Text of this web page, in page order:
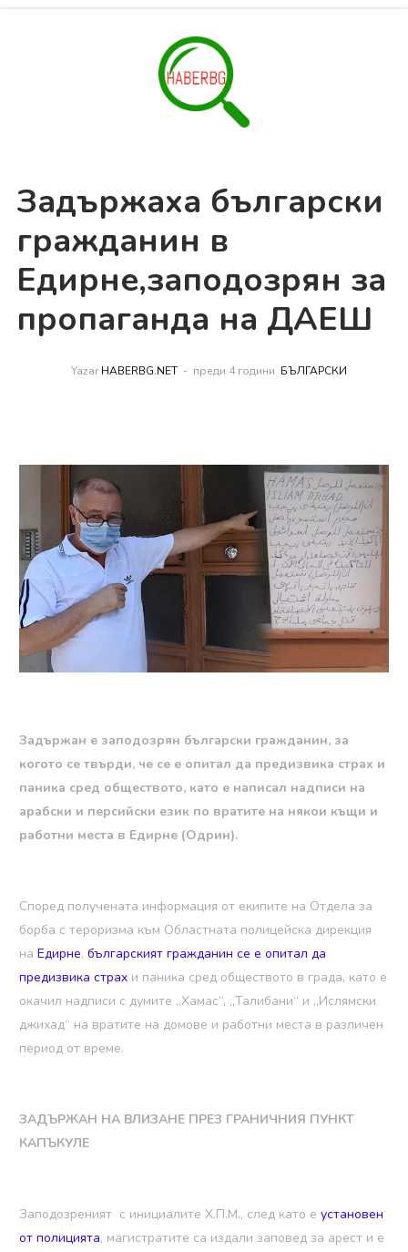
Задържаха български
гражданин в
Едирне,заподозрян за
пропаганда на ДАЕШ
Yazar HABERBG.NET преди 4 години БЪЛГАРСКИ
Задържан е заподозрян български гражданин, за
когото се твърди, че се е опитал да предизвика страх и
паника сред обществото, като е написал надписи на
арабски и персийски език по вратите на някои къщи и
работни места в Едирне (Одрин).
Според получената информация от екипите на Отдела за
борба с тероризма към Областната полицейска дирекция
на Едирне, българският гражданин се е опитал да
предизвика страхи паника сред обществото в града, като е
окачил надписи с думите „Хамас“, „Талибани“ и „Ислямски
джихад“ на вратите на домове и работни места в различен
период от време.
ЗАДЪРЖАН НА ВЛИЗАНЕ ПРЕЗ ГРАНИЧНИЯ ПУНКТ
КАПЪКУЛЕ
Заподозреният с инициалите Х.П.M., след като е установен
от полицията, магистратите са издали заповед за арест и е